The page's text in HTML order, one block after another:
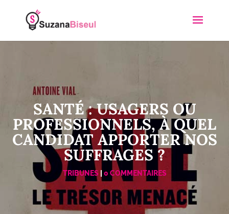
SANTÉ : USAGERS OU
PROFESSIONNELS, À QUEL
CANDIDAT APPORTER NOS
SUFFRAGES ?
TRIBUNES 0 COMMENTAIRES